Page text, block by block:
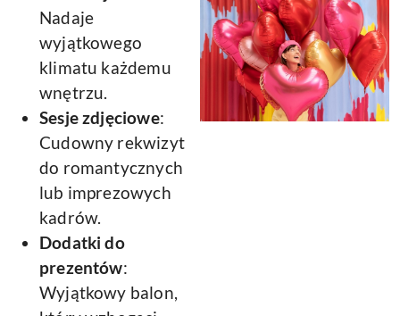
Nadaje
wyjątkowego
klimatu każdemu
wnętrzu.
Sesje zdjęciowe:
Cudowny rekwizyt
do romantycznych
lub imprezowych
kadrów.
Dodatki do
prezentów:
Wyjątkowy balon,